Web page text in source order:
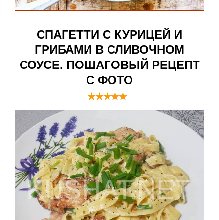
СПАГЕТТИ С КУРИЦЕЙ И
ГРИБАМИ В СЛИВОЧНОМ
СОУСЕ. ПОШАГОВЫЙ РЕЦЕПТ
С ФОТО